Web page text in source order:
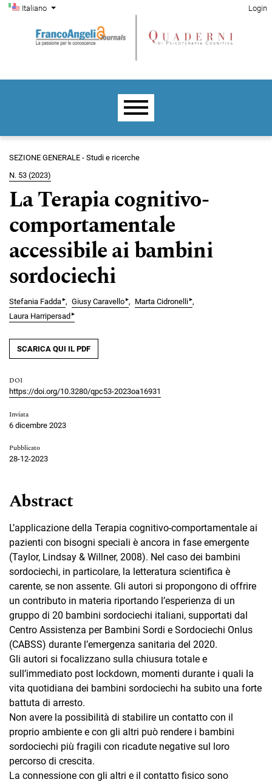
Salta al menu principale di navigazione
Salta al contenuto principale
Salta al piè di pagina del sito
Cambia la lingua. La lingua corrente è:
Italiano
Menu di amministrazione Login
Menu principale
SEZIONE GENERALE - Studi e ricerche
N. 53 (2023)
La Terapia cognitivo-
comportamentale
accessibile ai bambini
sordociechi
Stefania Fadda▸ Giusy Caravello▸ Marta Cidronelli▸
Laura Harripersad▸
SCARICA QUI IL PDF
DOI
https://doi.org/10.3280/qpc53-2023oa16931
Inviata
6 dicembre 2023
Pubblicato
28-12-2023
Abstract
L’applicazione della Terapia cognitivo-comportamentale ai
pazienti con bisogni speciali è ancora in fase emergente
(Taylor, Lindsay & Willner, 2008). Nel caso dei bambini
sordociechi, in particolare, la letteratura scientifica è
carente, se non assente. Gli autori si propongono di offrire
un contributo in materia riportando l’esperienza di un
gruppo di 20 bambini sordociechi italiani, supportati dal
Centro Assistenza per Bambini Sordi e Sordociechi Onlus
(CABSS) durante l’emergenza sanitaria del 2020.
Gli autori si focalizzano sulla chiusura totale e
sull’immediato post lockdown, momenti durante i quali la
vita quotidiana dei bambini sordociechi ha subito una forte
battuta di arresto.
Non avere la possibilità di stabilire un contatto con il
proprio ambiente e con gli altri può rendere i bambini
sordociechi più fragili con ricadute negative sul loro
percorso di crescita.
La connessione con gli altri e il contatto fisico sono